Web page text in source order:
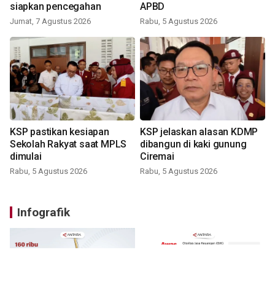
siapkan pencegahan
Jumat, 7 Agustus 2026
APBD
Rabu, 5 Agustus 2026
KSP pastikan kesiapan
Sekolah Rakyat saat MPLS
dimulai
Rabu, 5 Agustus 2026
KSP jelaskan alasan KDMP
dibangun di kaki gunung
Ciremai
Rabu, 5 Agustus 2026
Infografik